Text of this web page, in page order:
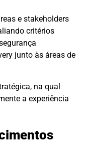
e stakeholders
critérios
junto às áreas de
na qual
a experiência